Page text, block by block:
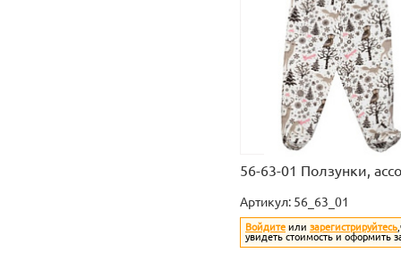
56-63-01 Ползунки,
Артикул: 56_63_01
Войдите или зарегистрируйтесь
увидеть стоимость и оформить